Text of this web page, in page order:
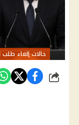
حالات إلغاء
شارك